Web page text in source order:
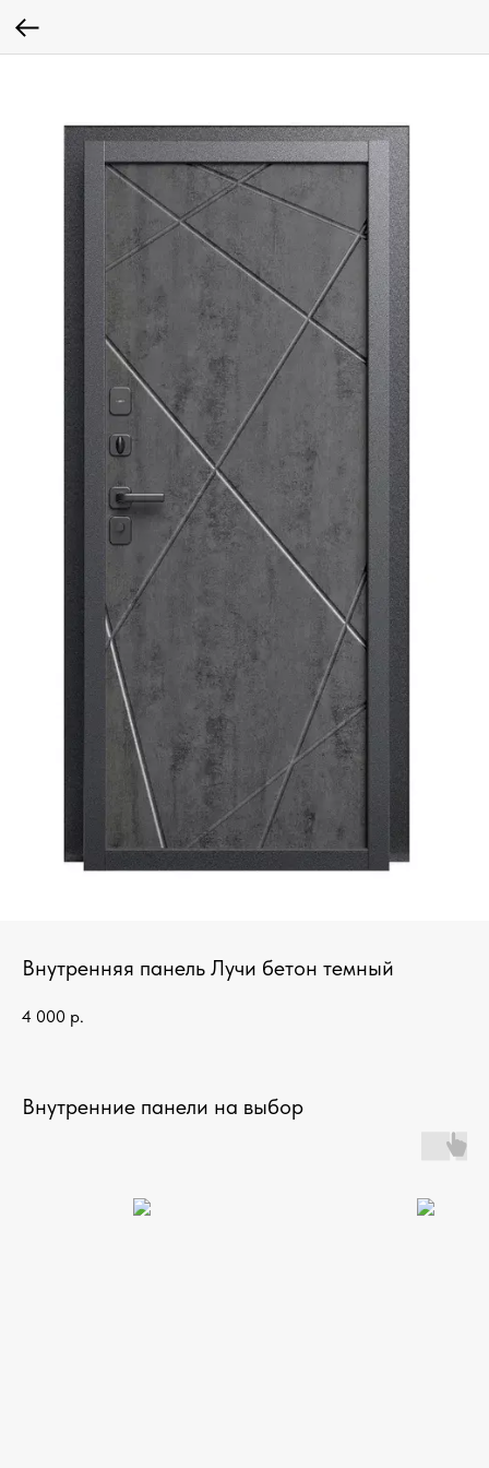
Внутренняя панель Лучи бетон темный
4 000 р.
Внутренние панели на выбор